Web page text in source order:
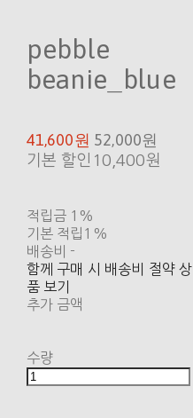
pebble
beanie_blue
41,600원 52,000원
기본 할인 10,400원
적립금 1%
기본 적립 1%
배송비 -
함께 구매 시 배송비 절약 상
품 보기
추가 금액
수량